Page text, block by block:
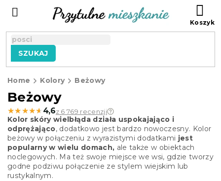
SZUKAJ
Home Kolory Beżowy
Beżowy
★★★★★
★★★★★ 4,6z 6 769 recenzji
Kolor skóry wielbłąda działa uspokajająco i
odprężająco, dodatkowo jest bardzo nowoczesny. Kolor
beżowy w połączeniu z wyrazistymi dodatkami jest
popularny w wielu domach, ale także w obiektach
noclegowych. Ma też swoje miejsce we wsi, gdzie tworzy
godne podziwu połączenie ze stylem wiejskim lub
rustykalnym.